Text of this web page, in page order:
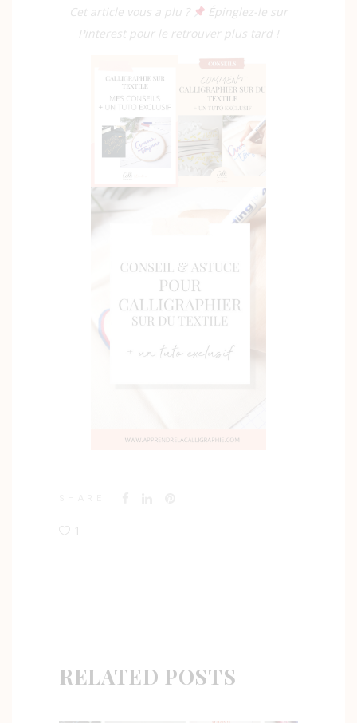
Cet article vous a plu ?
Épinglez-le sur
Pinterest pour le retrouver plus tard !
1
RELATED POSTS